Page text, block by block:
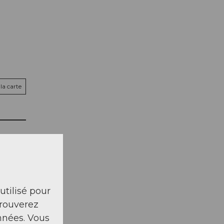
carte
pour
Vous